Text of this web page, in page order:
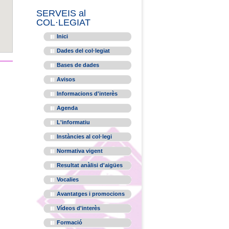
SERVEIS al
COL·LEGIAT
Inici
Dades del col·legiat
Bases de dades
Avisos
Informacions d'interès
Agenda
L'informatiu
Instàncies al col·legi
Normativa vigent
Resultat anàlisi d'aigües
Vocalies
Avantatges i promocions
Vídeos d'interès
Formació